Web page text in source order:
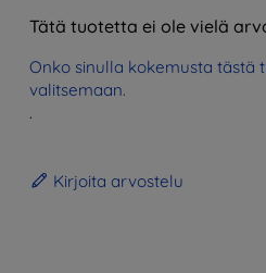
Tätä tuotetta ei ole vielä
Onko sinulla kokemusta tästä
valitsemaan.
.
Kirjoita arvostelu